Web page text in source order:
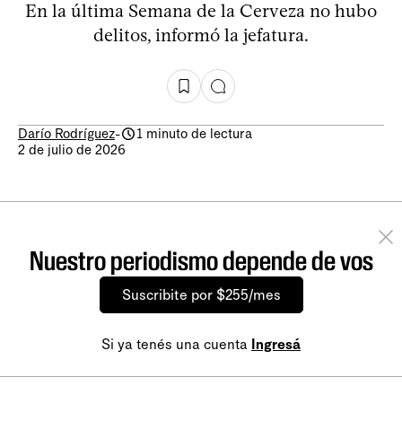
En la última Semana de la Cerveza no hubo
delitos, informó la jefatura.
Darío Rodríguez-
1 minuto de lectura
2 de julio de 2026
Nuestro periodismo depende de vos
Suscribite por $255/mes
Si ya tenés una cuenta Ingresá